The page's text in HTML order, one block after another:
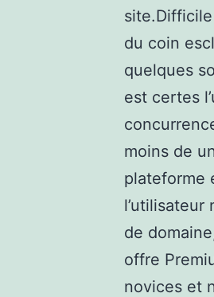
du coin
quelques
est certes
moins de
plateforme
l’utilisateur
de
offre
novices et